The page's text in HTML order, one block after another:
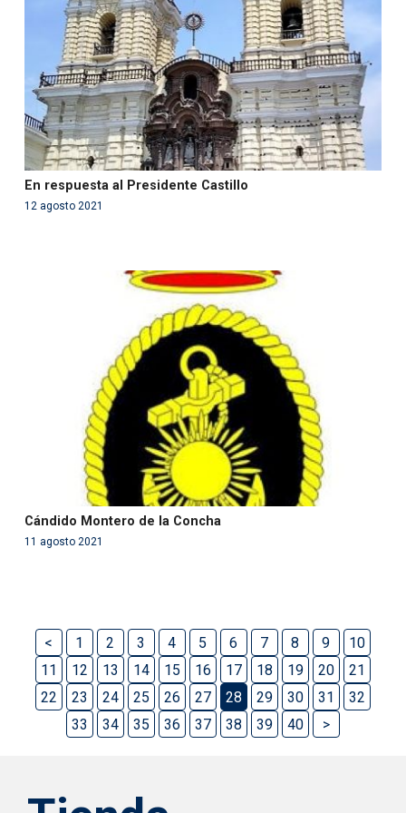
content/themes/fundcami/page-publicaciones.php
on line99
En respuesta al Presidente Castillo
12 agosto 2021
: Use of undefined constant php - assumed
'php' (this will throw an Error in a future version of PHP)
/var/www/acami.es/wp-
content/themes/fundcami/page-publicaciones.php
Cándido Montero de la Concha
11 agosto 2021
< 1 2 3 4 5 6 7 8 9
10
11
12 13 14 15 16 17 18 19 20
21
22
23 24 25 26 27 28 29 30 31
32
33
34 35 36 37 38 39 40 >